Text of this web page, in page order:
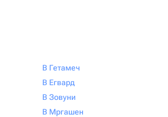
В Гетамеч
В Егвард
В Зовуни
В Мргашен